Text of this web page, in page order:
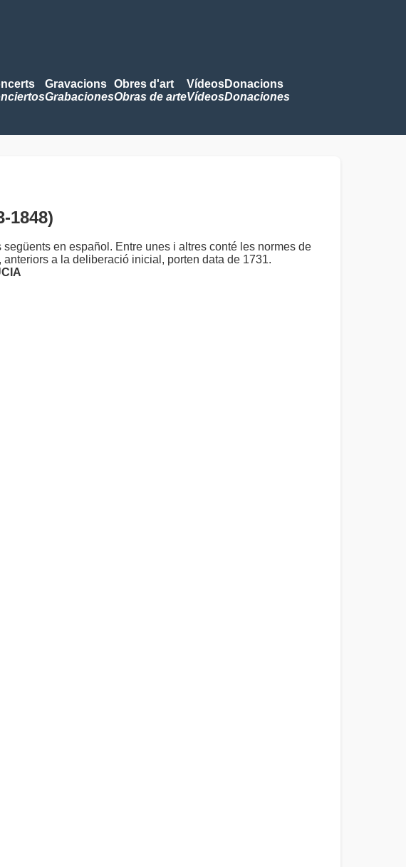
Gravacions
Grabaciones
Obres d'art
Obras de arte
Vídeos
Vídeos
Donacions
Donaciones
1848)
en español. Entre unes i altres conté les normes de
a la deliberació inicial, porten data de 1731.